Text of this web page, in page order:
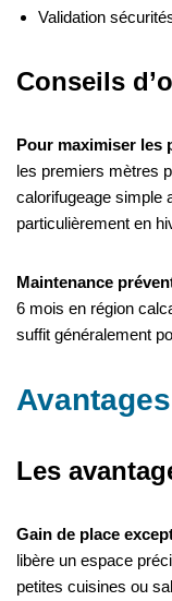
Validation
Conseils
Pour maximiser les
les premiers mètres
calorifugeage simple
particulièrement en
Maintenance
6 mois en région
suffit généralement
Les
Gain de place
libère un espace
petites cuisines ou